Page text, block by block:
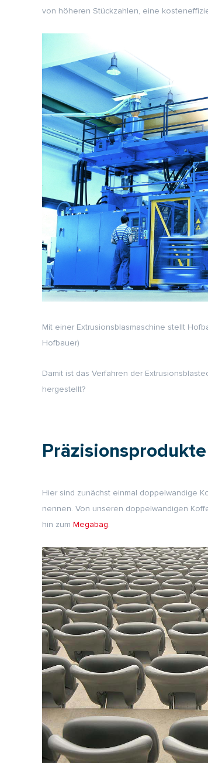
von höheren Stückzahlen, eine
Mit einer Extrusionsblasmaschine stellt
Hofbauer)
Damit ist das Verfahren der
hergestellt?
Hier sind zunächst einmal doppelwandige
nennen. Von unseren doppelwandigen
hin zum Megabag.